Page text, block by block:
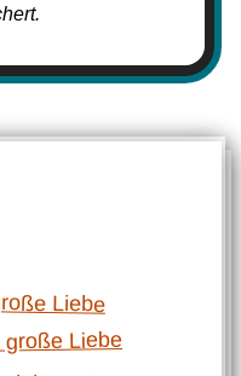
Liebe
Liebe